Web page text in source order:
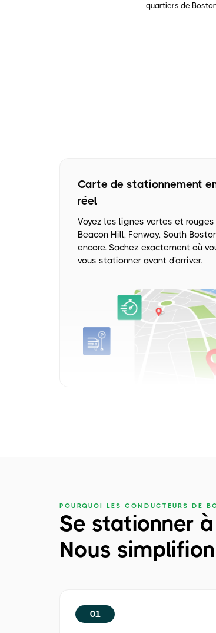
quartiers de
Carte de stationnement
réel
Voyez les lignes vertes et rouges
Beacon Hill, Fenway, South
encore. Sachez exactement où
vous stationner avant d'arriver.
POURQUOI LES CONDUCTEURS DE
Se stationner
Nous
01